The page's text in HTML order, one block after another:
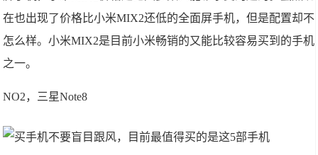
在也出现了价格比小米MIX2还低的全面屏手机，但是配置却不
怎么样。小米MIX2是目前小米畅销的又能比较容易买到的手机
之一。
NO2，三星Note8